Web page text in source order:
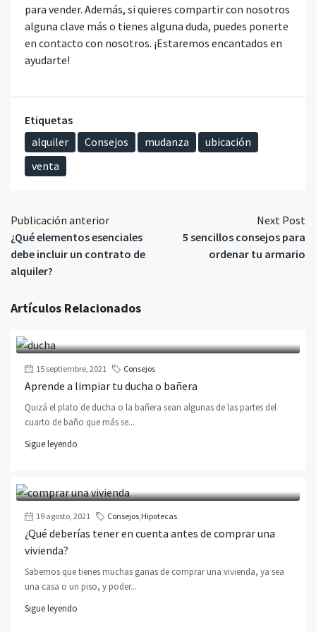
para vender. Además, si quieres compartir con nosotros
alguna clave más o tienes alguna duda, puedes ponerte
en contacto con nosotros. ¡Estaremos encantados en
ayudarte!
Etiquetas
alquiler
Consejos mudanza
ubicación
venta
Publicación anterior
¿Qué elementos esenciales
debe incluir un contrato de
alquiler?
Next Post
5 sencillos consejos para
ordenar tu armario
Artículos Relacionados
15 septiembre, 2021 Consejos
Aprende a limpiar tu ducha o bañera
Quizá el plato de ducha o la bañera sean algunas de las partes del
cuarto de baño que más se...
Sigue leyendo
19 agosto, 2021 Consejos,Hipotecas
¿Qué deberías tener en cuenta antes de comprar una
vivienda?
Sabemos que tienes muchas ganas de comprar una vivienda, ya sea
una casa o un piso, y poder...
Sigue leyendo